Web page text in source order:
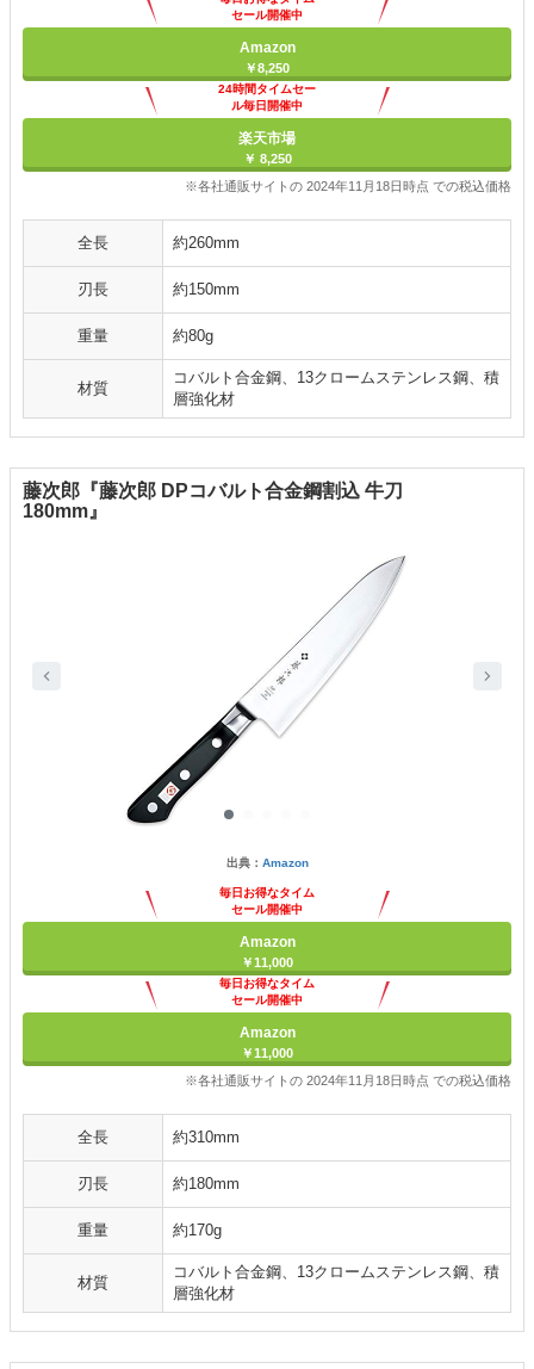
セール開催中
Amazon
￥8,250
24時間タイムセー
ル毎日開催中
楽天市場
￥ 8,250
※各社通販サイトの 2024年11月18日時点 での税込価格
全長 約260mm
刃長 約150mm
重量 約80g
材質
コバルト合金鋼、13クロームステンレス鋼、積
層強化材
藤次郎『藤次郎 DPコバルト合金鋼割込 牛刀
180mm』
出典： Amazon
毎日お得なタイム
セール開催中
Amazon
￥11,000
毎日お得なタイム
セール開催中
Amazon
￥11,000
※各社通販サイトの 2024年11月18日時点 での税込価格
全長 約310mm
刃長 約180mm
重量 約170g
材質
コバルト合金鋼、13クロームステンレス鋼、積
層強化材